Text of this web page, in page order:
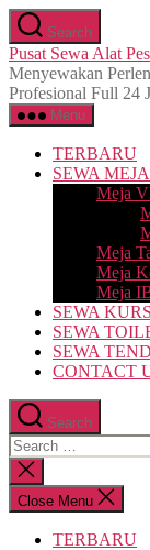
Skip
to
the
content
Search
Pusat Sewa Alat
Menyewakan
Profesional Full 24
Menu
TERBARU
SEWA MEJA
Meja
Meja
Meja
Meja
SEWA
SEWA
SEWA
CONTACT
Search
Search
for:
Close
search
Close Menu
TERBARU